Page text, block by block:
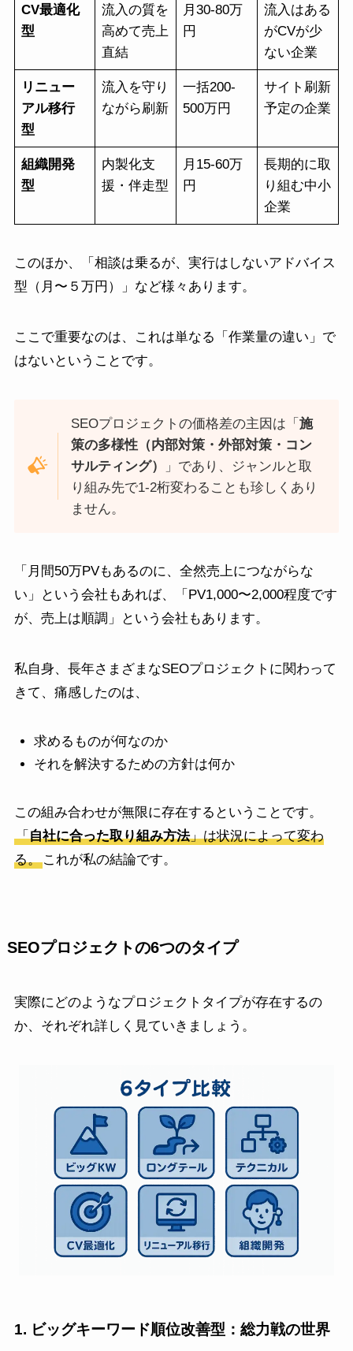
CV最適化
型
流入の質を
高めて売上
直結
月30-80万
円
流入はある
がCVが少
ない企業
リニュー
アル移行
型
流入を守り
ながら刷新
一括200-
500万円
サイト刷新
予定の企業
組織開発
型
内製化支
援・伴走型
月15-60万
円
長期的に取
り組む中小
企業
このほか、「相談は乗るが、実行はしないアドバイス
型（月〜５万円）」など様々あります。
ここで重要なのは、これは単なる「作業量の違い」で
はないということです。
SEOプロジェクトの価格差の主因は「施
策の多様性（内部対策・外部対策・コン
サルティング）
」であり、ジャンルと取
り組み先で1-2桁変わることも珍しくあり
ません。
「月間50万PVもあるのに、全然売上につながらな
い」という会社もあれば、「PV1,000〜2,000程度です
が、売上は順調」という会社もあります。
私自身、長年さまざまなSEOプロジェクトに関わって
きて、痛感したのは、
求めるものが何なのか
それを解決するための方針は何か
この組み合わせが無限に存在するということです。
「自社に合った取り組み方法」は状況によって変わ
る。これが私の結論です。
SEOプロジェクトの6つのタイプ
実際にどのようなプロジェクトタイプが存在するの
か、それぞれ詳しく見ていきましょう。
1. ビッグキーワード順位改善型：総力戦の世界